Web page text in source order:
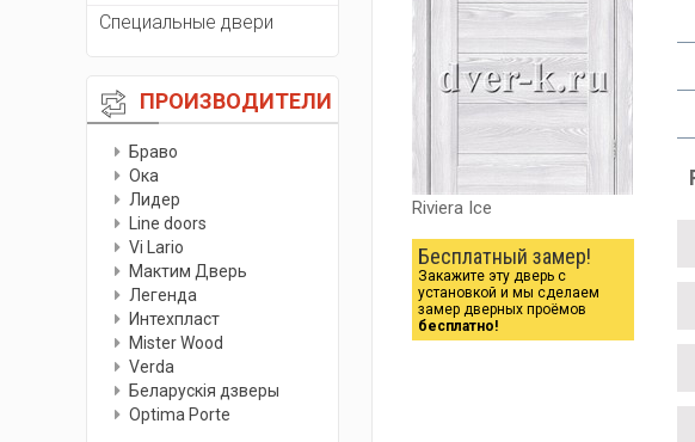
Специальные двери
ПРОИЗВОДИТЕЛИ
Браво
Ока
Лидер
Line doors
Vi Lario
Мактим Дверь
Легенда
Интехпласт
Мister Wood
Verda
Беларускiя дзверы
Optima Porte
Riviera Ice
Бесплатный замер!
Закажите эту дверь с
установкой и мы сделаем
замер дверных проёмов
бесплатно!